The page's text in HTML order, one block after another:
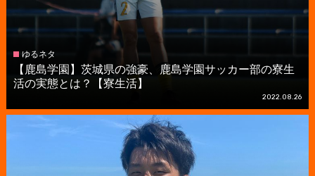
ゆるネタ
【鹿島学園】茨城県の強豪、鹿島学園サッカー部の寮生
活の実態とは？【寮生活】
2022.08.26